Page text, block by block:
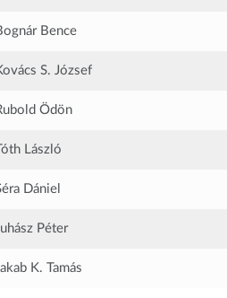
Bence
S. József
Ödön
László
Dániel
Péter
K. Tamás